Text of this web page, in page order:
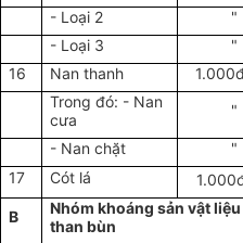
- Loại 2
"
- Loại 3
"
16
Nan thanh
Trong đó: - Nan
cưa
"
- Nan chặt "
17
Cót lá
B
Nhóm khoáng sản vật
than bùn